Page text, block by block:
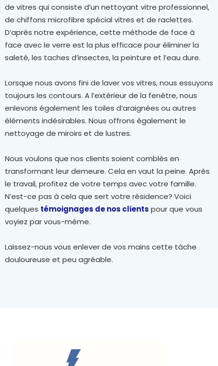
de vitres qui consiste d’un nettoyant vitre professionnel,
de chiffons microfibre spécial vitres et de raclettes.
D’après notre expérience, cette méthode de face à
face avec le verre est la plus efficace pour éliminer la
saleté, les taches d’insectes, la peinture et l’eau dure.
Lorsque nous avons fini de laver vos vitres, nous essuyons
toujours les contours. A l’extérieur de la fenêtre, nous
enlevons également les toiles d’araignées ou autres
éléments indésirables. Nous offrons également le
nettoyage de miroirs et de lustres.
Nous voulons que nos clients soient comblés en
transformant leur demeure. Cela en vaut la peine. Après
le travail, profitez de votre temps avec votre famille.
N’est-ce pas à cela que sert votre résidence? Voici
quelques témoignages de nos clients pour que vous
voyiez par vous-même.
Laissez-nous vous enlever de vos mains cette tâche
douloureuse et peu agréable.